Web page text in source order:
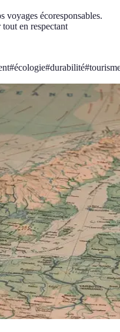
voyages écoresponsables.
en respectant
#écologie#durabilité#